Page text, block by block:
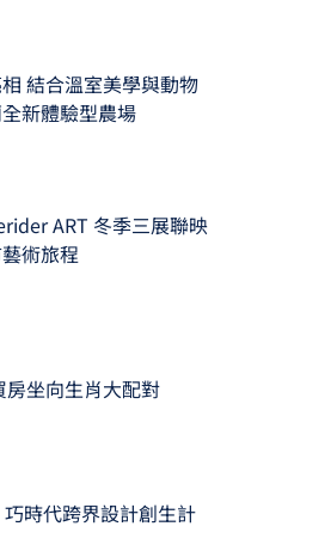
結合溫室美學與動物
新體驗型農場
ART 冬季三展聯映
術旅程
房坐向生肖大配對
巧時代跨界設計創生計